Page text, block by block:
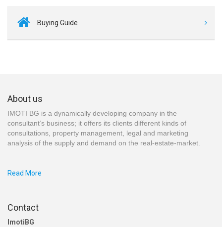
Buying Guide
About us
IMOTI BG is a dynamically developing company in the
consultant’s business; it offers its clients different kinds of
consultations, property management, legal and marketing
analysis of the supply and demand on the real-estate-market.
Read More
Contact
ImotiBG